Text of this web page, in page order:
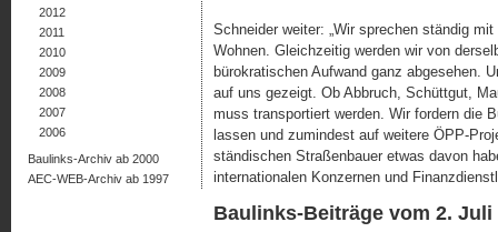
Schneider weiter: „Wir sprechen ständig
Wohnen. Gleichzeitig werden wir von
bürokratischen Aufwand ganz abgesehen.
auf uns gezeigt. Ob Abbruch, Schüttgut,
muss transportiert werden. Wir for­dern die
lassen und zu­min­dest auf weitere ÖPP-
stän­di­schen Straßenbauer etwas davon
internationalen Konzernen und
Baulinks-Beiträge vom 2. Juli
2012
2011
2010
2009
2008
2007
2006
Baulinks-Archiv ab 2000
AEC-WEB-Archiv ab 1997